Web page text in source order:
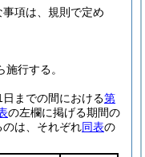
項は、規則で定め
行する。
までの間における第
の左欄に掲げる期間の
は、それぞれ同表の